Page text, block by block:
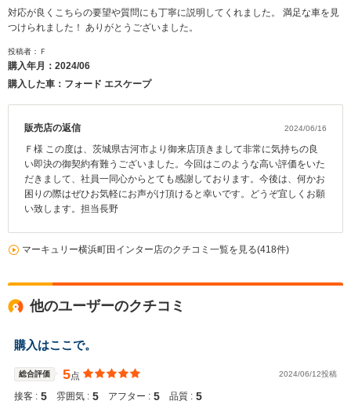
対応が良くこちらの要望や質問にも丁寧に説明してくれました。 満足な車を見
つけられました！ ありがとうございました。
投稿者：Ｆ
購入年月： 2024/06
購入した車：フォード エスケープ
販売店の返信 2024/06/16
Ｆ様 この度は、茨城県古河市より御来店頂きまして非常に気持ちの良
い即決の御契約有難うございました。今回はこのような高い評価をいた
だきまして、社員一同心からとても感謝しております。今後は、何かお
困りの際はぜひお気軽にお声がけ頂けると幸いです。どうぞ宜しくお願
い致します。担当長野
マーキュリー横浜町田インター店のクチコミ一覧を見る(418件)
他のユーザーのクチコミ
購入はここで。
総合評価 5点 2024/06/12投稿
接客 : 5 雰囲気 : 5 アフター : 5 品質 : 5